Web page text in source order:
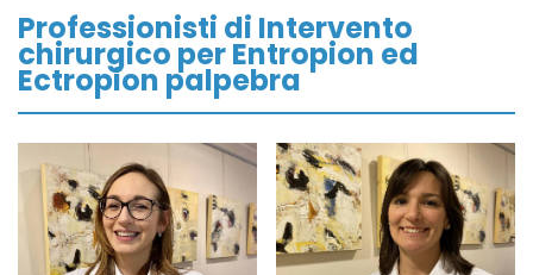
Professionisti di Intervento
chirurgico per Entropion ed
Ectropion palpebra